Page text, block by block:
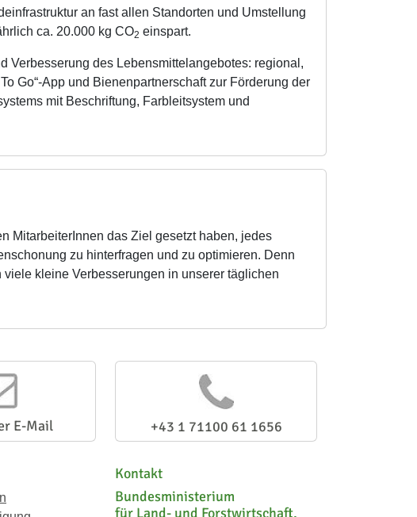
an fast allen Standorten und Umstellung
ca. 20.000 kg CO2 einspart.
Verbesserung des Lebensmittelangebotes: regional,
Go“-App und Bienenpartnerschaft zur Förderung der
mit Beschriftung, Farbleitsystem und
MitarbeiterInnen das Ziel gesetzt haben, jedes
zu hinterfragen und zu optimieren. Denn
kleine Verbesserungen in unserer täglichen
E-Mail +43 1 71100 61 1656
Kontakt
Bundesministerium
für Land- und Forstwirtschaft,